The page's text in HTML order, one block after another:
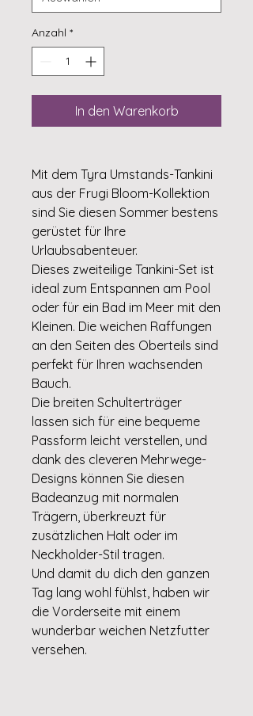
Anzahl *
In den Warenkorb
Mit dem Tyra Umstands-Tankini
aus der Frugi Bloom-Kollektion
sind Sie diesen Sommer bestens
gerüstet für Ihre
Urlaubsabenteuer.
Dieses zweiteilige Tankini-Set ist
ideal zum Entspannen am Pool
oder für ein Bad im Meer mit den
Kleinen. Die weichen Raffungen
an den Seiten des Oberteils sind
perfekt für Ihren wachsenden
Bauch.
Die breiten Schulterträger
lassen sich für eine bequeme
Passform leicht verstellen, und
dank des cleveren Mehrwege-
Designs können Sie diesen
Badeanzug mit normalen
Trägern, überkreuzt für
zusätzlichen Halt oder im
Neckholder-Stil tragen.
Und damit du dich den ganzen
Tag lang wohl fühlst, haben wir
die Vorderseite mit einem
wunderbar weichen Netzfutter
versehen.